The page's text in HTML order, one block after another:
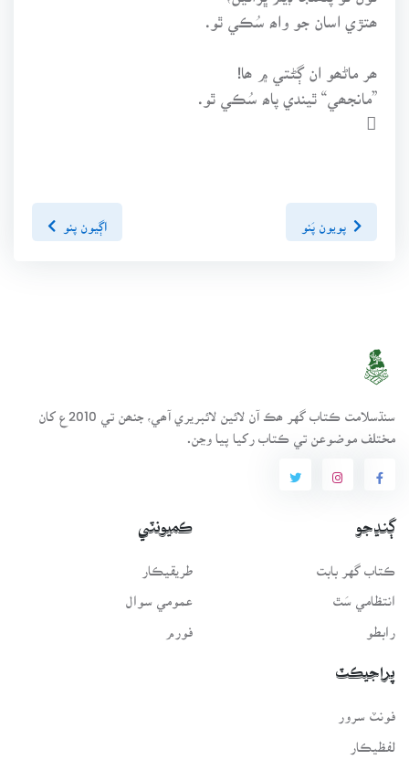
ھتڙي اسان جو واھ سُڪي ٿو.
ھر ماڻھو ان ڳڻتي ۾ ھا!
”مانجھي“ ٿيندي پاھ سُڪي ٿو.

اڳيون پنو
سنڌسلامت ڪتاب گهر ھڪ آن لائين لائبريري آھي، جنھن تي 2010ع کان
مختلف موضوعن تي ڪتاب رکيا پيا وڃن.
ڳنڍجو
ڪتاب گهر بابت
انتظامي سَٿ
رابطو
ڪميونٽي
طريقيڪار
عمومي سوال
فورم
پراجيڪٽ
فونٽ سرور
لفظيڪار